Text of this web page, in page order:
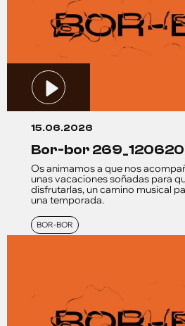
15.06.2026
bor-bor
Os animamos a que nos
unas vacaciones soñadas para
disfrutarlas, un camino musical
una temporada.
BOR-BOR